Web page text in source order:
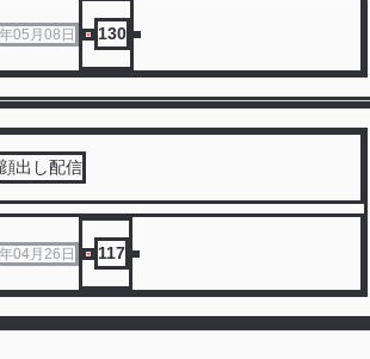
05月08日 130
顔出し配信
04月26日 117